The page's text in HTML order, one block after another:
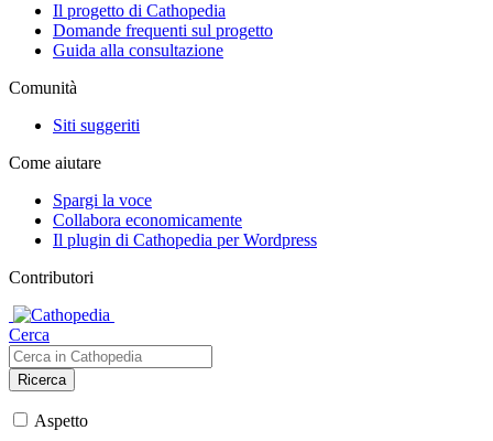
Il progetto di Cathopedia
Domande frequenti sul progetto
Guida alla consultazione
Comunità
Siti suggeriti
Come aiutare
Spargi la voce
Collabora economicamente
Il plugin di Cathopedia per Wordpress
Contributori
Cerca
Ricerca
Aspetto